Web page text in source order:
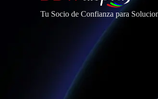
Tu Socio de Confianza para